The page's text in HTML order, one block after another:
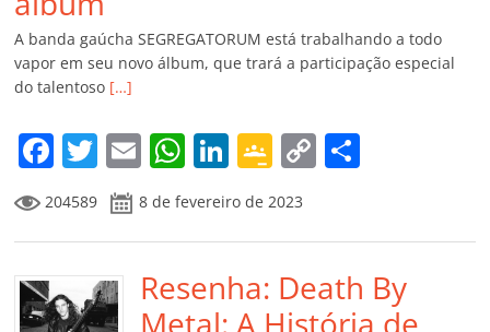
A banda gaúcha SEGREGATORUM está trabalhando a todo
vapor em seu novo álbum, que trará a participação especial
do talentoso […]
F
a
c
e
b
T
w
itt
er
E
m
ai
l
W
h
at
s
A
Li
n
k
e
dI
G
o
o
gl
e
C
o
y
Li
p
ar
204589 8 de fevereiro de 2023
Resenha: Death By
Metal: A História de